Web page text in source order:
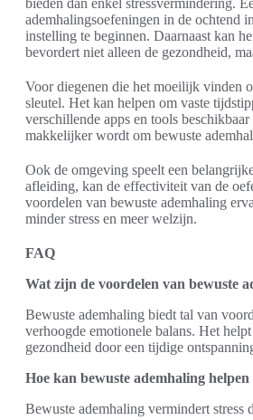
bieden dan enkel stressvermindering.
ademhalingsoefeningen in de ochtend
instelling te beginnen. Daarnaast kan
bevordert niet alleen de gezondheid,
Voor diegenen die het moeilijk vinden
sleutel. Het kan helpen om vaste
verschillende apps en tools
makkelijker wordt om bewuste
Ook de omgeving speelt een
afleiding, kan de effectiviteit van de
voordelen van bewuste ademhaling
minder stress en meer welzijn.
FAQ
Wat zijn de voordelen van bewuste
Bewuste ademhaling biedt tal van
verhoogde emotionele balans. Het
gezondheid door een tijdige
Hoe kan bewuste ademhaling
Bewuste ademhaling vermindert stress